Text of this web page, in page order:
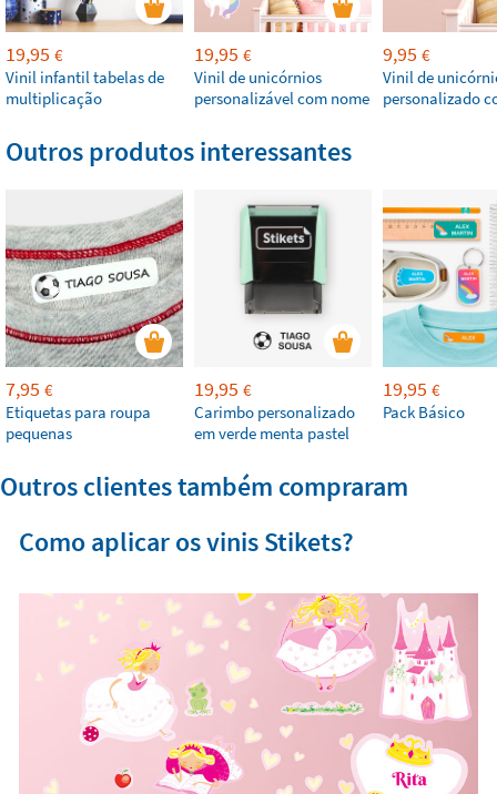
19,95 €
Vinil infantil tabelas de
multiplicação
19,95 €
Vinil de unicórnios
personalizável com nome
9,95 €
Vinil de
personalizado
Outros produtos interessantes
7,95 €
Etiquetas para roupa
pequenas
19,95 €
Carimbo personalizado
em verde menta pastel
19,95 €
Pack Básico
Outros clientes também compraram
Como aplicar os vinis Stikets?